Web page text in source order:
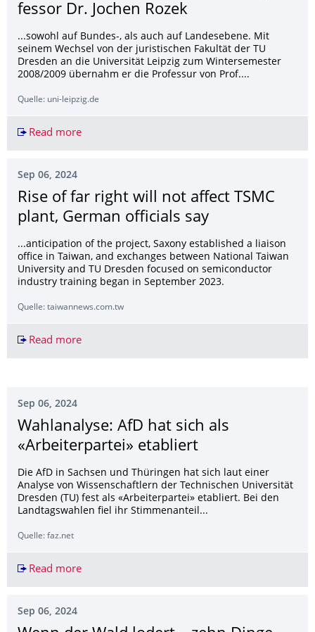
fessor Dr. Jochen Rozek
...sowohl auf Bundes-, als auch auf Landesebene. Mit
seinem Wechsel von der juristischen Fakultät der TU
Dresden an die Universität Leipzig zum Wintersemester
2008/2009 übernahm er die Professur von Prof....
Quelle: uni-leipzig.de
Read moreNachruf zum Tod von Universitätsprofessor Dr.
Sep 06, 2024
Rise of far right will not affect TSMC
plant, German officials say
...anticipation of the project, Saxony established a liaison
office in Taiwan, and exchanges between National Taiwan
University and TU Dresden focused on semiconductor
industry training began in September 2023.
Quelle: taiwannews.com.tw
Read moreRise of far right will not affect TSMC plant,
Sep 06, 2024
Wahlanalyse: AfD hat sich als
«Arbeiterpartei» etabliert
Die AfD in Sachsen und Thüringen hat sich laut einer
Analyse von Wissenschaftlern der Technischen Universität
Dresden (TU) fest als «Arbeiterpartei» etabliert. Bei den
Landtagswahlen fiel ihr Stimmenanteil...
Quelle: faz.net
Read moreWahlanalyse: AfD hat sich als «Arbeiterpartei»
Sep 06, 2024